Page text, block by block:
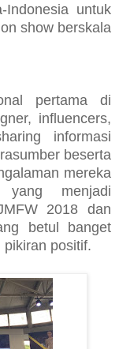
Indonesia untuk
show berskala
pertama di
influencers,
informasi
beserta
mereka
menjadi
2018 dan
betul banget
positif.